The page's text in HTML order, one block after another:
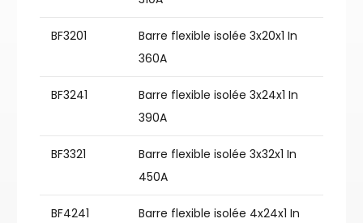
BF3201
Barre flexible isolée 3x20x1 In
360A
BF3241
Barre flexible isolée 3x24x1 In
390A
BF3321
Barre flexible isolée 3x32x1 In
450A
BF4241
Barre flexible isolée 4x24x1 In